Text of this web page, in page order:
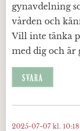
gynavdelning
vården och
Vill inte tänka
med dig och är
SVARA
2025-07-07 kl. 10:18